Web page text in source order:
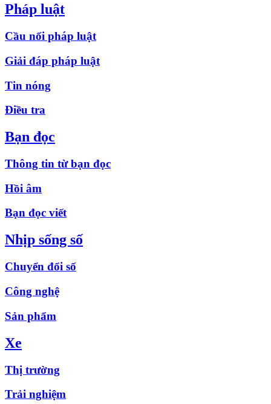
Pháp luật
Cầu nối pháp luật
Giải đáp pháp luật
Tin nóng
Điều tra
Bạn đọc
Thông tin từ bạn đọc
Hồi âm
Bạn đọc viết
Nhịp sống số
Chuyển đổi số
Công nghệ
Sản phẩm
Xe
Thị trường
Trải nghiệm